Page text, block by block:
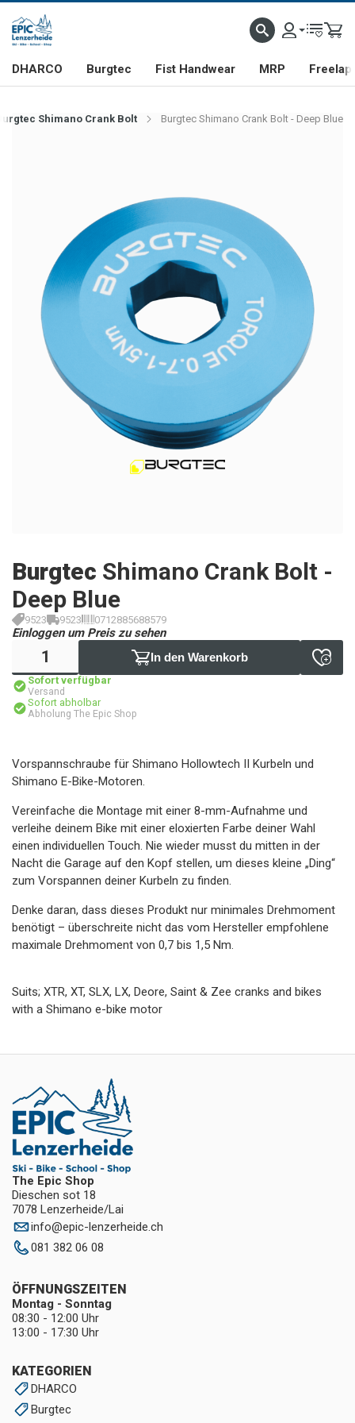
DHARCO Burgtec Fist Handwear MRP Freelap
Shimano Crank Bolt Burgtec Shimano Crank Bolt - Deep Blue
Burgtec Shimano Crank Bolt -
Deep Blue
9523 9523 0712885688579
Einloggen um Preis zu sehen
In den Warenkorb
Sofort verfügbar
Versand
Sofort abholbar
Abholung The Epic Shop
Vorspannschraube für Shimano Hollowtech II Kurbeln und
Shimano E-Bike-Motoren.
Vereinfache die Montage mit einer 8-mm-Aufnahme und
verleihe deinem Bike mit einer eloxierten Farbe deiner Wahl
einen individuellen Touch. Nie wieder musst du mitten in der
Nacht die Garage auf den Kopf stellen, um dieses kleine „Ding“
zum Vorspannen deiner Kurbeln zu finden.
Denke daran, dass dieses Produkt nur minimales Drehmoment
benötigt – überschreite nicht das vom Hersteller empfohlene
maximale Drehmoment von 0,7 bis 1,5 Nm.
Suits; XTR, XT, SLX, LX, Deore, Saint & Zee cranks and bikes
with a Shimano e-bike motor
The Epic Shop
Dieschen sot 18
7078 Lenzerheide/Lai
info@epic-lenzerheide.ch
081 382 06 08
KATEGORIEN
DHARCO
Burgtec
ÖFFNUNGSZEITEN
Montag - Sonntag
08:30 - 12:00 Uhr
13:00 - 17:30 Uhr